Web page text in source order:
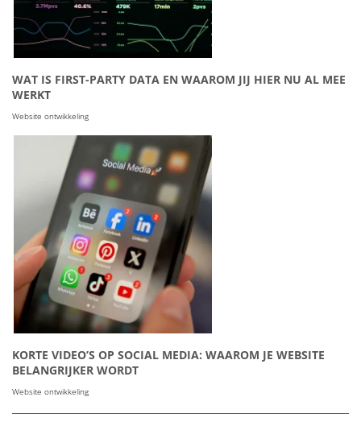
WAT IS FIRST-PARTY DATA EN WAAROM JIJ HIER NU AL MEE
WERKT
Website ontwikkeling
KORTE VIDEO’S OP SOCIAL MEDIA: WAAROM JE WEBSITE
BELANGRIJKER WORDT
Website ontwikkeling